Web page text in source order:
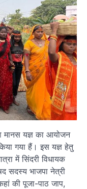
मानस यज्ञ का आयोजन
गया हैं। इस यज्ञ हेतु
में सिंदरी विधायक
सदस्य भाजपा नेत्री
की पूजा-पाठ जाप,